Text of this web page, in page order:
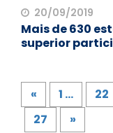
20/09/2019
Mais de 630
superior
« 1 ... 22
27
»